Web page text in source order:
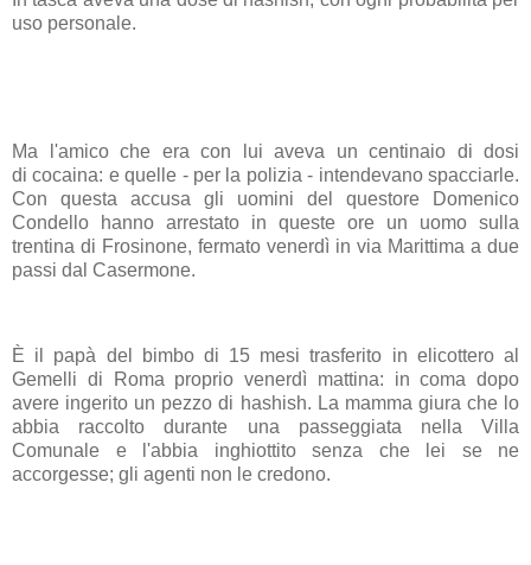
uso personale.
Ma l'amicoche era con lui aveva un centinaio di dosi
dicocaina: e quelle - per la polizia - intendevano spacciarle.
Con questa accusa gli uomini del questore Domenico
Condello hanno arrestato in queste ore un uomo sulla
trentina di Frosinone, fermato venerdì in via Marittima a due
passi dal Casermone.
È il papà del bimbo di 15 mesi trasferito in elicottero al
Gemelli di Roma proprio venerdì mattina: in coma dopo
avere ingerito un pezzo di hashish. La mamma giura che lo
abbia raccolto durante una passeggiata nella Villa
Comunale e l'abbia inghiottito senza che lei se ne
accorgesse; gli agenti non le credono.